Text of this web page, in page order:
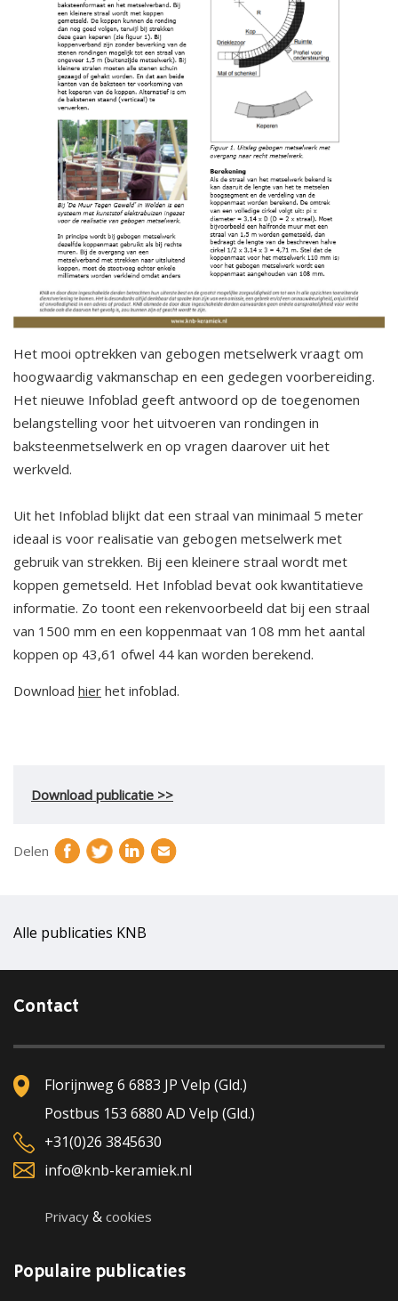
Alle publicaties KNB
Het mooi optrekken van gebogen metselwerk vraagt om
hoogwaardig vakmanschap en een gedegen voorbereiding.
Het nieuwe Infoblad geeft antwoord op de toegenomen
belangstelling voor het uitvoeren van rondingen in
baksteenmetselwerk en op vragen daarover uit het
werkveld.
Uit het Infoblad blijkt dat een straal van minimaal 5 meter
ideaal is voor realisatie van gebogen metselwerk met
gebruik van strekken. Bij een kleinere straal wordt met
koppen gemetseld. Het Infoblad bevat ook kwantitatieve
informatie. Zo toont een rekenvoorbeeld dat bij een straal
van 1500 mm en een koppenmaat van 108 mm het aantal
koppen op 43,61 ofwel 44 kan worden berekend.
Download hier het infoblad.
Download publicatie >>
Delen
Contact
Florijnweg 6 6883 JP Velp (Gld.)
Postbus 153 6880 AD Velp (Gld.)
+31(0)26 3845630
info@knb-keramiek.nl
Privacy & cookies
Populaire publicaties